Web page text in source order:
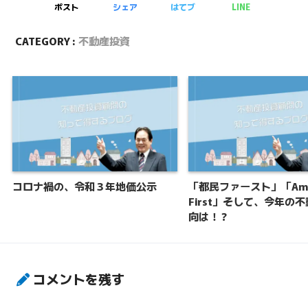
ポスト シェア はてブ LINE
CATEGORY : 不動産投資
コロナ禍の、令和３年地価公示
「都民ファースト」「
First」そして、今年の不
向は！？
コメントを残す